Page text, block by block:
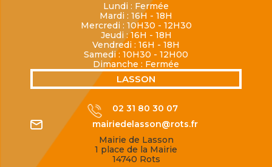
Lundi : Fermée
Mardi : 16H - 18H
Mercredi : 10H30 - 12H30
Jeudi : 16H - 18H
Vendredi : 16H - 18H
Samedi : 10H30 - 12H00
Dimanche : Fermée
LASSON
02 31 80 30 07
mairiedelasson@rots.fr
Mairie de Lasson
1 place de la Mairie
14740 Rots